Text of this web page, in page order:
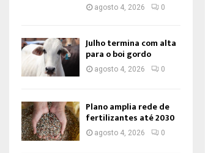
agosto 4, 2026 0
Julho termina com alta
para o boi gordo
agosto 4, 2026 0
Plano amplia rede de
fertilizantes até 2030
agosto 4, 2026 0